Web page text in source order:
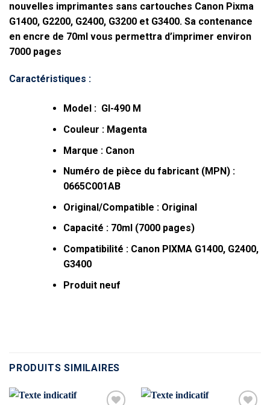
nouvelles imprimantes sans cartouches Canon Pixma
G1400, G2200, G2400, G3200 et G3400. Sa contenance
en encre de 70ml vous permettra d’imprimer environ
7000 pages
Caractéristiques :
Model : GI-490 M
Couleur : Magenta
Marque : Canon
Numéro de pièce du fabricant (MPN) :
0665C001AB
Original/Compatible : Original
Capacité : 70ml (7000 pages)
Compatibilité : Canon PIXMA G1400, G2400,
G3400
Produit neuf
PRODUITS SIMILAIRES